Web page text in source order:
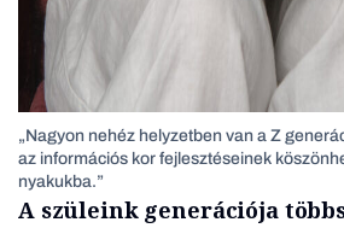
„Nagyon nehéz helyzetben van a Z
az információs kor fejlesztéseinek
nyakukba.”
A szüleink generációja